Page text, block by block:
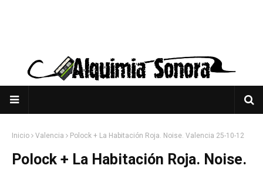
Inicio Valencia Polock + La Habitación Roja. Noise. Valencia 25-10-12
Polock + La Habitación Roja. Noise.